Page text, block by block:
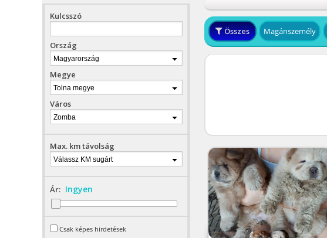
Kulcsszó
Ország
Magyarország
Megye
Tolna megye
Város
Zomba
Max. km távolság
Válassz KM sugárt
Ár: Ingyen
Csak képes hirdetések
Összes Magánszemély